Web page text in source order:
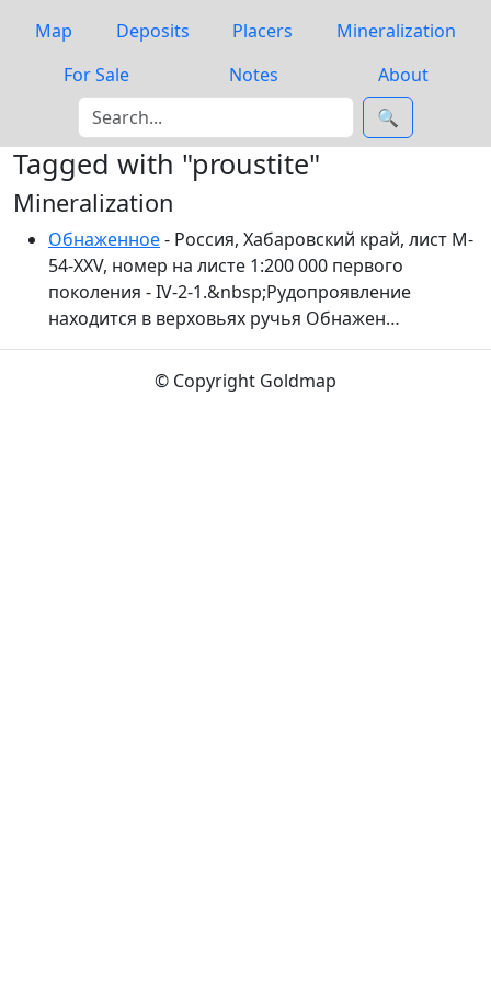
Map Deposits Placers
Mineralization
For Sale
Notes
About
🔍
Tagged with "proustite"
Mineralization
Обнаженное- Россия, Хабаровский край, лист M-
54-XXV, номер на листе 1:200 000 первого
поколения - IV-2-1.&nbsp;Рудопроявление
находится в верховьях ручья Обнажен…
© Copyright Goldmap